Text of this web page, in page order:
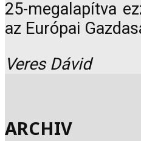
25-megalapítva
az Európai
Veres Dávid
ARCHIV